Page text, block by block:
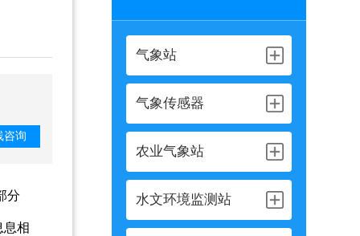
气象站
气象传感器
农业气象站
水文环境监测站
咨询
分
息相